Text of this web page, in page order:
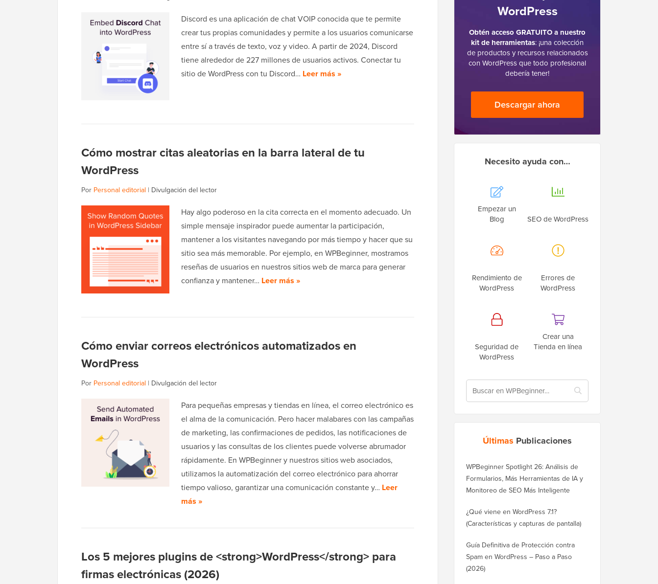
Discord es una aplicación de chat VOIP conocida que te permite
crear tus propias comunidades y permite a los usuarios comunicarse
entre sí a través de texto, voz y video. A partir de 2024, Discord
tiene alrededor de 227 millones de usuarios activos. Conectar tu
sitio de WordPress con tu Discord… Leer más »
Cómo mostrar citas aleatorias en la barra lateral de tu
WordPress
Por Personal editorial | Divulgación del lector
Hay algo poderoso en la cita correcta en el momento adecuado. Un
simple mensaje inspirador puede aumentar la participación,
mantener a los visitantes navegando por más tiempo y hacer que su
sitio sea más memorable. Por ejemplo, en WPBeginner, mostramos
reseñas de usuarios en nuestros sitios web de marca para generar
confianza y mantener… Leer más »
Cómo enviar correos electrónicos automatizados en
WordPress
Por Personal editorial | Divulgación del lector
Para pequeñas empresas y tiendas en línea, el correo electrónico es
el alma de la comunicación. Pero hacer malabares con las campañas
de marketing, las confirmaciones de pedidos, las notificaciones de
usuarios y las consultas de los clientes puede volverse abrumador
rápidamente. En WPBeginner y nuestros sitios web asociados,
utilizamos la automatización del correo electrónico para ahorrar
tiempo valioso, garantizar una comunicación constante y… Leer
más »
Los 5 mejores plugins de <strong>WordPress</strong> para
firmas electrónicas (2026)
WordPress
Obtén acceso GRATUITO a nuestro
kit de herramientas: ¡una colección
de productos y recursos relacionados
con WordPress que todo profesional
debería tener!
Descargar ahora
Necesito ayuda con…
Empezar un
Blog
SEO de WordPress
Rendimiento de
WordPress
Errores de
WordPress
Seguridad de
WordPress
Crear una
Tienda en línea
Últimas Publicaciones
WPBeginner Spotlight 26: Análisis de
Formularios, Más Herramientas de IA y
Monitoreo de SEO Más Inteligente
¿Qué viene en WordPress 7.1?
(Características y capturas de pantalla)
Guía Definitiva de Protección contra
Spam en WordPress – Paso a Paso
(2026)